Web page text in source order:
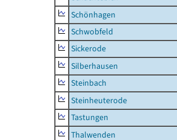
Schönhagen
Schwobfeld
Sickerode
Silberhausen
Steinbach
Steinheuterode
Tastungen
Thalwenden